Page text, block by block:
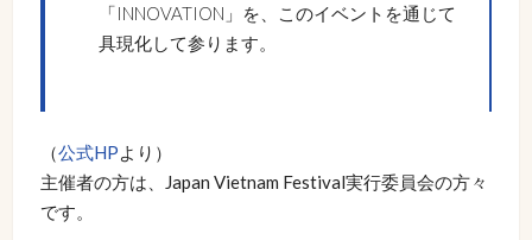
「INNOVATION」を、このイベントを通じて
具現化して参ります。
（公式HPより）
主催者の方は、Japan Vietnam Festival実行委員会の方々
です。